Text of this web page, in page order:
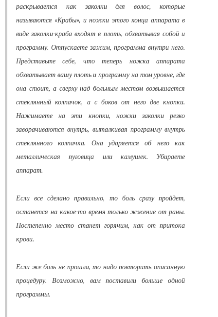
раскрывается как заколки для волос, которые
называются «Крабы», и ножки этого конца аппарата в
виде заколки-краба входят в плоть, обхватывая собой и
программу. Отпускаете зажим, программа внутри него.
Представьте себе, что теперь ножка аппарата
обхватывает вашу плоть и программу на том уровне, где
она стоит, а сверху над больным местом возвышается
стеклянный колпачок, а с боков от него две кнопки.
Нажимаете на эти кнопки, ножки заколки резко
заворачиваются внутрь, выталкивая программу внутрь
стеклянного колпачка. Она ударяется об него как
металлическая пуговица или камушек. Убираете
аппарат.
Если все сделано правильно, то боль сразу пройдет,
останется на какое-то время только жжение от раны.
Постепенно место станет горячим, как от притока
крови.
Если же боль не прошла, то надо повторить описанную
процедуру. Возможно, вам поставили больше одной
программы.